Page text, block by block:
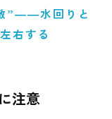
”――水回りと
右する
注意